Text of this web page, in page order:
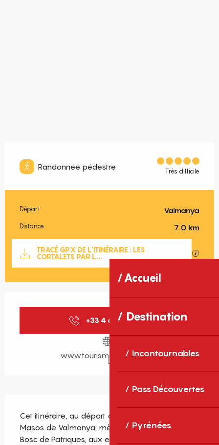
Accueil
Destination
Incontournables
Pass Découvertes
Pyrénées
Randonnée pédestre Très difficile
Informations pratiques
Départ Valmanya
Distance 7.0 km
Documentation
TRACÉ GPX DE L'ITINÉRAIRE : LES
CORTALETS PAR L...
Ouverture et coordonnées
+33 4 68 05 41▒▒
www.tourisme-canigo.com
Cet itinéraire, au départ du hameau de Els
Masos de Valmanya, mène à travers l’ombre du
Bosc de Patriques, aux estives de Prat Cabrera,